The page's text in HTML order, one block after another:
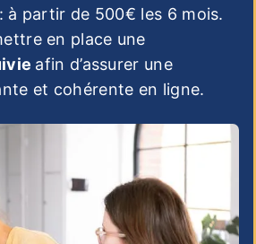
à partir de 500€ les 6 mois.
en place une
afin d’assurer une
et cohérente en ligne.